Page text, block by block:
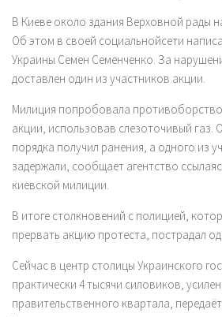
В Киеве около здания Верховной рады
Об этом в своей социальнойсети
Украины Семен Семенченко. За
доставлен один из участников акции.
Милиция попробовала
акции, использовав слезоточивый газ.
порядка получил ранения, а одного из
задержали, сообщает агентство
киевской милиции.
В итоге столкновений с полицией,
прервать акцию протеста, пострадал
Cейчас в центр столицы Украинского
практически 4 тысячи силовиков,
правительственного квартала,